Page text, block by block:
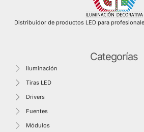
Distribuidor de productos LED para
Categorías
Iluminación
Tiras LED
Drivers
Fuentes
Módulos